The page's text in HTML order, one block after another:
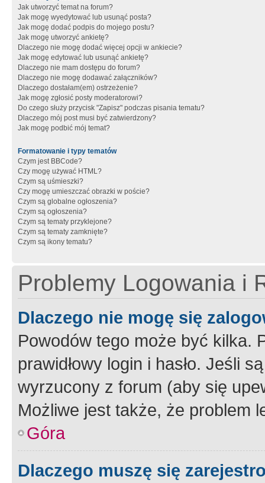
Jak utworzyć temat na forum?
Jak mogę wyedytować lub usunąć posta?
Jak mogę dodać podpis do mojego postu?
Jak mogę utworzyć ankietę?
Dlaczego nie mogę dodać więcej opcji w ankiecie?
Jak mogę edytować lub usunąć ankietę?
Dlaczego nie mam dostępu do forum?
Dlaczego nie mogę dodawać załączników?
Dlaczego dostałam(em) ostrzeżenie?
Jak mogę zgłosić posty moderatorowi?
Do czego służy przycisk "Zapisz" podczas pisania tematu?
Dlaczego mój post musi być zatwierdzony?
Jak mogę podbić mój temat?
Formatowanie i typy tematów
Czym jest BBCode?
Czy mogę używać HTML?
Czym są uśmieszki?
Czy mogę umieszczać obrazki w poście?
Czym są globalne ogłoszenia?
Czym są ogłoszenia?
Czym są tematy przyklejone?
Czym są tematy zamknięte?
Czym są ikony tematu?
Problemy Logowania i
Dlaczego nie mogę się
Powodów tego może być kilka.
prawidłowy login i hasło. Jeśli
wyrzucony z forum (aby się
Możliwe jest także, że problem
Góra
Dlaczego muszę się